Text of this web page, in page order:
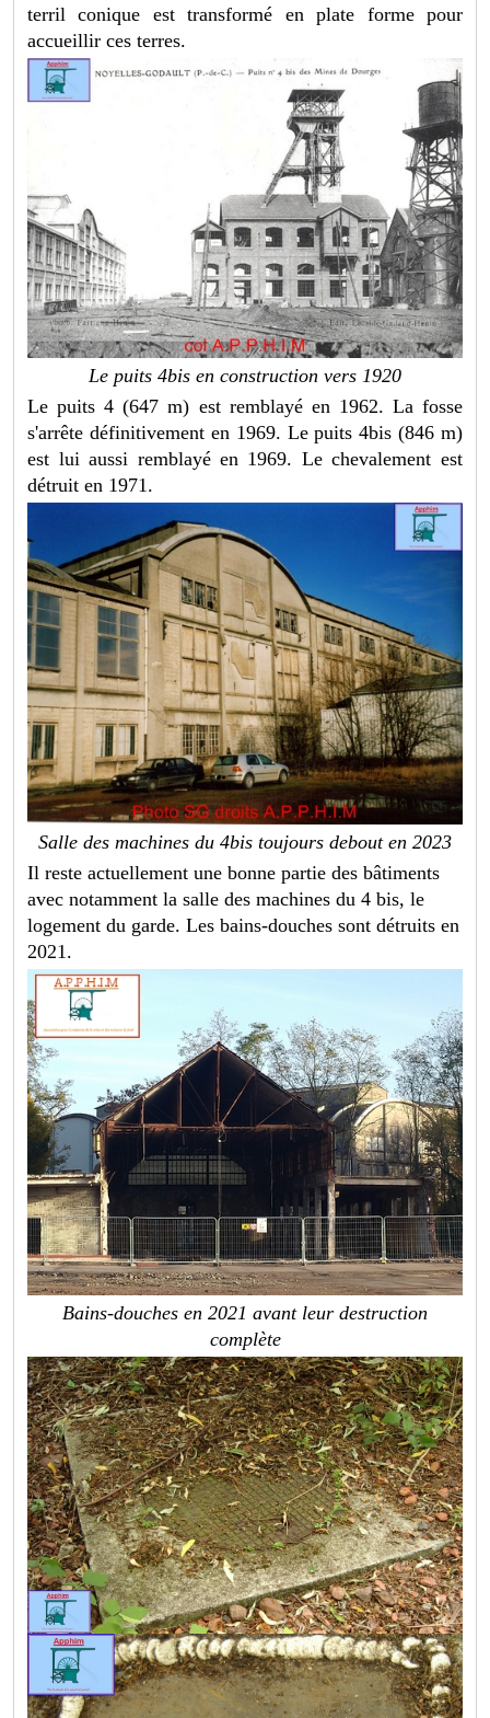
terril conique est transformé en plate forme pour
accueillir ces terres.
Le puits 4bis en construction vers 1920
Le puits 4 (647 m) est remblayé en 1962. La fosse
s'arrête définitivement en 1969. Le puits 4bis (846 m)
est lui aussi remblayé en 1969. Le chevalement est
détruit en 1971.
Salle des machines du 4bis toujours debout en 2023
Il reste actuellement une bonne partie des bâtiments
avec notamment la salle des machines du 4 bis, le
logement du garde. Les bains-douches sont détruits en
2021.
Bains-douches en 2021 avant leur destruction
complète